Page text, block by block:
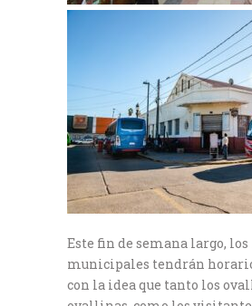
Este fin de semana largo,
municipales tendrán
con la idea que tanto los